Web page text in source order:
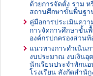
ด้วยการจัดตั้ง รวม ห
สถานศึกษาขั้นพื้นฐา
คู่มือการประเมินคว
การจัดการศึกษาขั้น
องค์กรปกครองส่วนท้
แนวทางการดำเนินก
งบประมาณ งบเงินอุ
นักเรียนประจำพักน
โรงเรียน สังกัดสำนั